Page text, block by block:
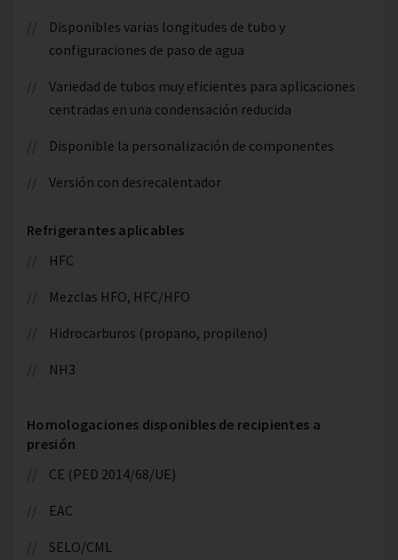
Disponibles varias longitudes de tubo y
configuraciones de paso de agua
Variedad de tubos muy eficientes para aplicaciones
centradas en una condensación reducida
Disponible la personalización de componentes
Versión con desrecalentador
Refrigerantes aplicables
HFC
Mezclas HFO, HFC/HFO
Hidrocarburos (propano, propileno)
NH3
Homologaciones disponibles de recipientes a
presión
CE (PED 2014/68/UE)
EAC
SELO/CML